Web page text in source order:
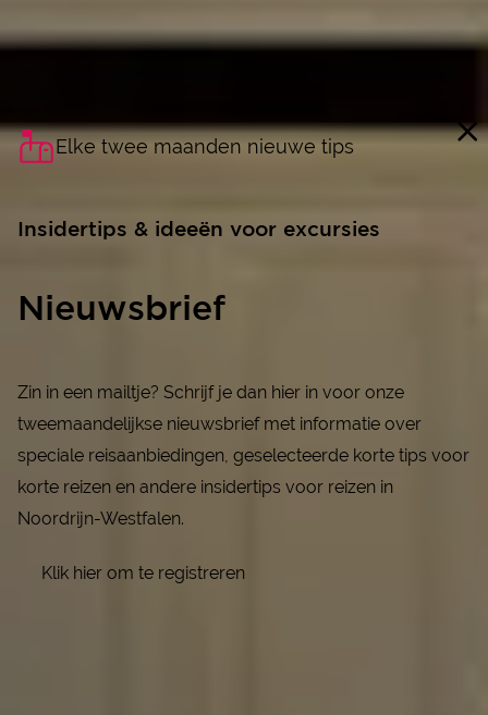
Elke twee maanden nieuwe tips
Insidertips & ideeën voor excursies
Nieuwsbrief
Zin in een mailtje? Schrijf je dan hier in voor onze
tweemaandelijkse nieuwsbrief met informatie over
speciale reisaanbiedingen, geselecteerde korte tips voor
korte reizen en andere insidertips voor reizen in
Noordrijn-Westfalen.
Klik hier om te registreren